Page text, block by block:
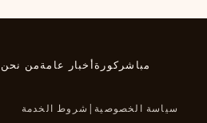
التركية الكبرى.
مباشر كورةأخبار عامةمن نحن
سياسة الخصوصية | شروط الخدمة